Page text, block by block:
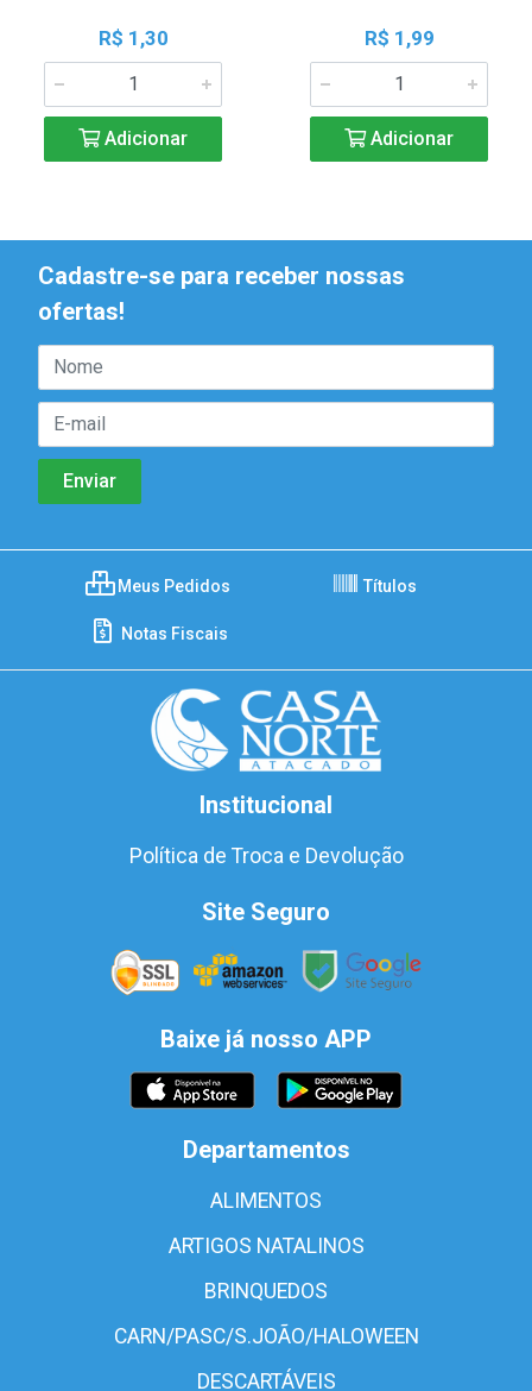
R$ 1,30
Adicionar
R$ 1,99
Adicionar
Cadastre-se para receber nossas
ofertas!
Meus Pedidos Títulos
Notas Fiscais
Institucional
Política de Troca e Devolução
Site Seguro
Baixe já nosso APP
Departamentos
ALIMENTOS
ARTIGOS NATALINOS
BRINQUEDOS
CARN/PASC/S.JOÃO/HALOWEEN
DESCARTÁVEIS